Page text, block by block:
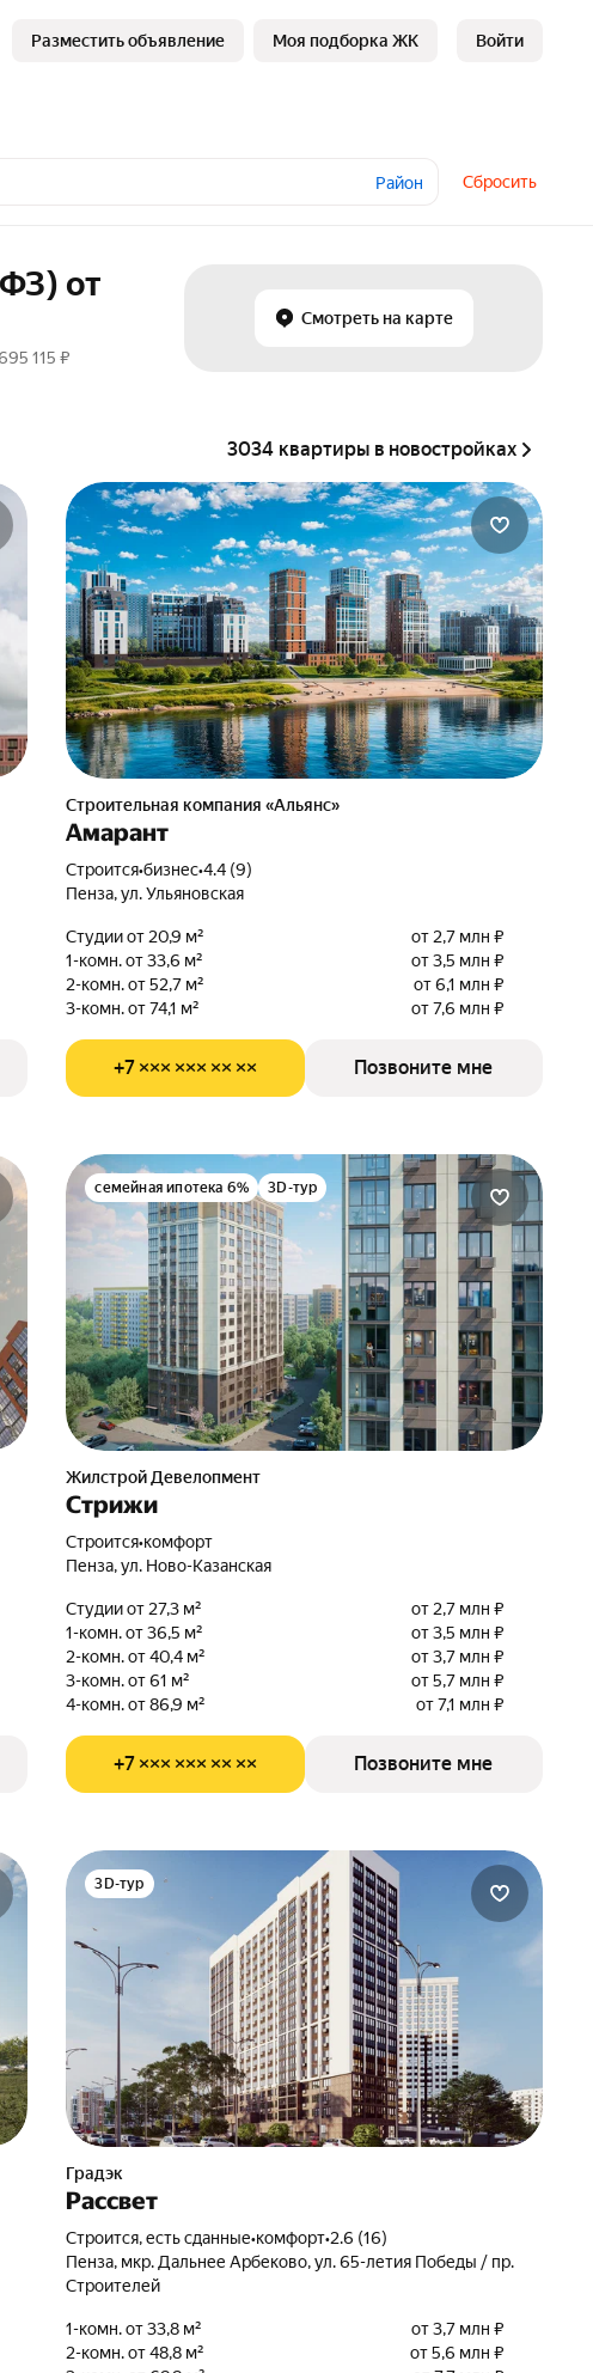
Разместить объявление Моя подборка ЖК Войти
Район Сбросить
от
115 ₽
Смотреть на карте
3034 квартиры в новостройках
Строительная компания «Альянс»
Амарант
Строится•бизнес•4.4 (9)
Пенза, ул. Ульяновская
Студии от 20,9 м²
от 2,7 млн ₽
1-комн. от 33,6 м²
от 3,5 млн ₽
2-комн. от 52,7 м²
от 6,1 млн ₽
3-комн. от 74,1 м²
от 7,6 млн ₽
+7 ××× ××× ×× ×× Позвоните мне
семейная ипотека 6% 3D-тур
Жилстрой Девелопмент
Стрижи
Строится•комфорт
Пенза, ул. Ново-Казанская
Студии от 27,3 м²
от 2,7 млн ₽
1-комн. от 36,5 м²
от 3,5 млн ₽
2-комн. от 40,4 м²
от 3,7 млн ₽
3-комн. от 61 м²
от 5,7 млн ₽
4-комн. от 86,9 м²
от 7,1 млн ₽
+7 ××× ××× ×× ×× Позвоните мне
3D-тур
Градэк
Рассвет
Строится, есть сданные•комфорт•2.6 (16)
Пенза, мкр. Дальнее Арбеково, ул. 65-летия Победы / пр.
Строителей
1-комн. от 33,8 м²
от 3,7 млн ₽
2-комн. от 48,8 м²
от 5,6 млн ₽